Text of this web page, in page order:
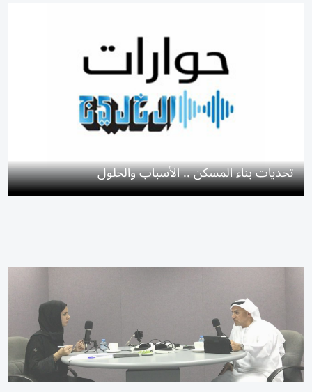
تحديات بناء المسكن .. الأسباب والحلول